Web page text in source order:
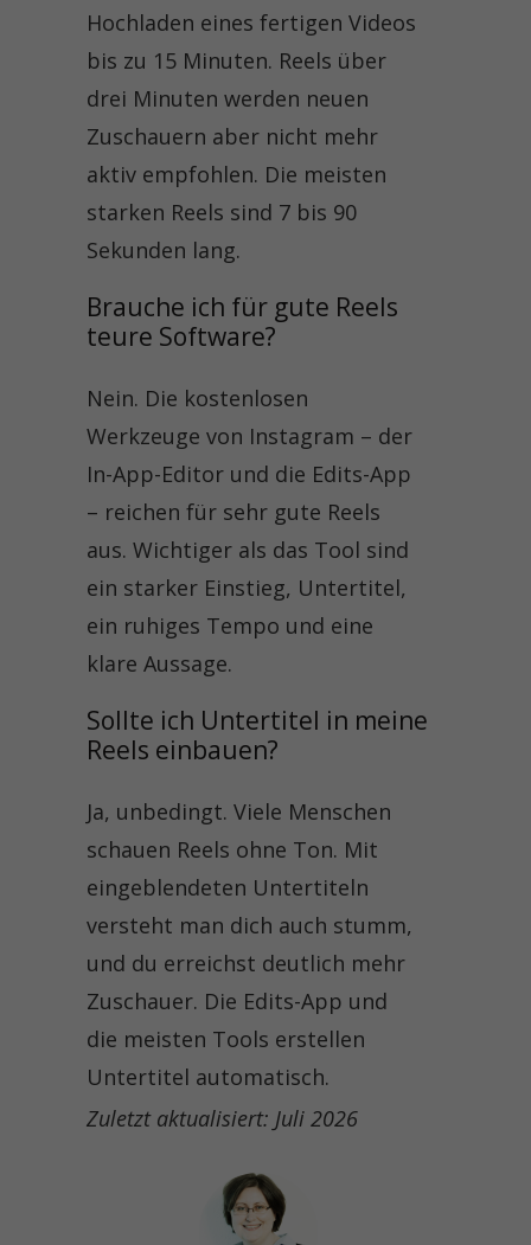
Hochladen eines fertigen Videos
bis zu 15 Minuten. Reels über
drei Minuten werden neuen
Zuschauern aber nicht mehr
aktiv empfohlen. Die meisten
starken Reels sind 7 bis 90
Sekunden lang.
Brauche ich für gute Reels
teure Software?
Nein. Die kostenlosen
Werkzeuge von Instagram – der
In-App-Editor und die Edits-App
– reichen für sehr gute Reels
aus. Wichtiger als das Tool sind
ein starker Einstieg, Untertitel,
ein ruhiges Tempo und eine
klare Aussage.
Sollte ich Untertitel in meine
Reels einbauen?
Ja, unbedingt. Viele Menschen
schauen Reels ohne Ton. Mit
eingeblendeten Untertiteln
versteht man dich auch stumm,
und du erreichst deutlich mehr
Zuschauer. Die Edits-App und
die meisten Tools erstellen
Untertitel automatisch.
Zuletzt aktualisiert: Juli 2026